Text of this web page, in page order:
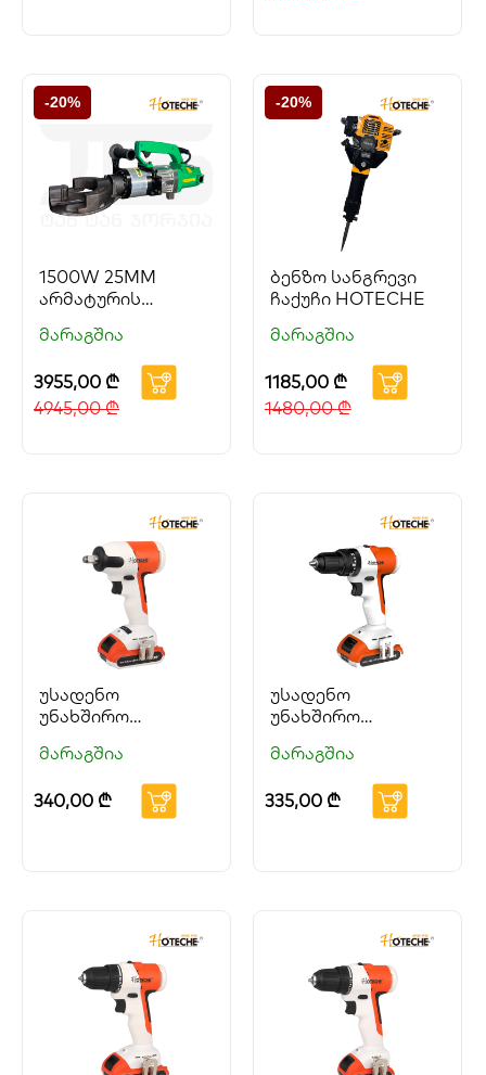
-20%
1500W 25MM
არმატურის
HOTECHE
მარაგშია
3955,00 ₾
4945,00₾
-20%
ბენზო სანგრევი
ჩაქუჩი HOTECHE
მარაგშია
1185,00 ₾
1480,00₾
უსადენო
უნახშირო
20V HOTECHE
მარაგშია
340,00 ₾
უსადენო
უნახშირო
20V HOTECHE
მარაგშია
335,00 ₾